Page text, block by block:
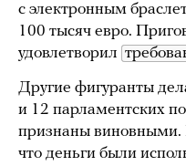
с электронным
100 тысяч евро.
удовлетворил
Другие фигуранты
и 12 парламентских
признаны
что деньги были